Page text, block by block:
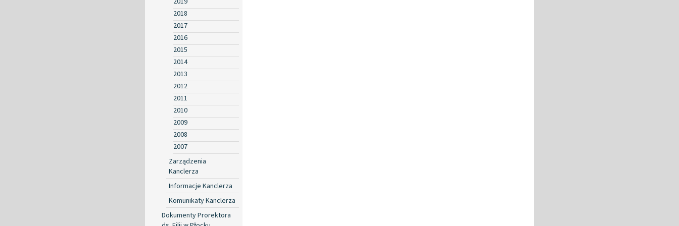
2018
2017
2016
2015
2014
2013
2012
2011
2010
2009
2008
2007
Zarządzenia
Kanclerza
Informacje Kanclerza
Komunikaty Kanclerza
Dokumenty Prorektora